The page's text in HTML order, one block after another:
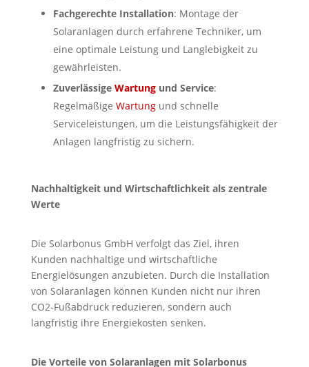
Fachgerechte Installation: Montage der
Solaranlagen durch erfahrene Techniker, um
eine optimale Leistung und Langlebigkeit zu
gewährleisten.
Zuverlässige Wartungund Service:
Regelmäßige Wartungund schnelle
Serviceleistungen, um die Leistungsfähigkeit der
Anlagen langfristig zu sichern.
Nachhaltigkeit und Wirtschaftlichkeit als zentrale
Werte
Die Solarbonus GmbH verfolgt das Ziel, ihren
Kunden nachhaltige und wirtschaftliche
Energielösungen anzubieten. Durch die Installation
von Solaranlagen können Kunden nicht nur ihren
CO2-Fußabdruck reduzieren, sondern auch
langfristig ihre Energiekosten senken.
Die Vorteile von Solaranlagen mit Solarbonus